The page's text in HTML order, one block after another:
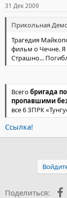
31 Дек 2009
Прикольная
Трагедия
фильм о Чечне. Я
Страшно...
Всегобригада
пропавшими
все 6 ЗПРК
Ссылка!
Поделиться: